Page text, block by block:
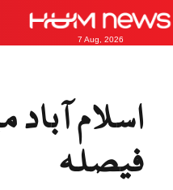
7 Aug, 2026
اسلام
فیصلہ